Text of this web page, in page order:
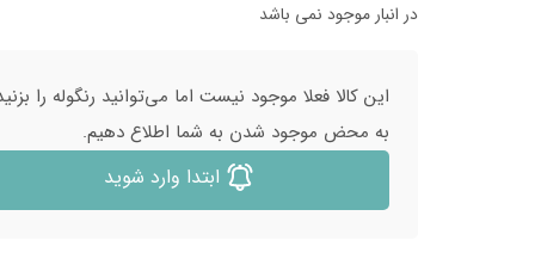
در انبار موجود نمی باشد
این کالا فعلا موجود نیست اما می‌توانید رنگوله را
به محض موجود شدن به شما اطلاع دهیم.
ابتدا وارد شوید